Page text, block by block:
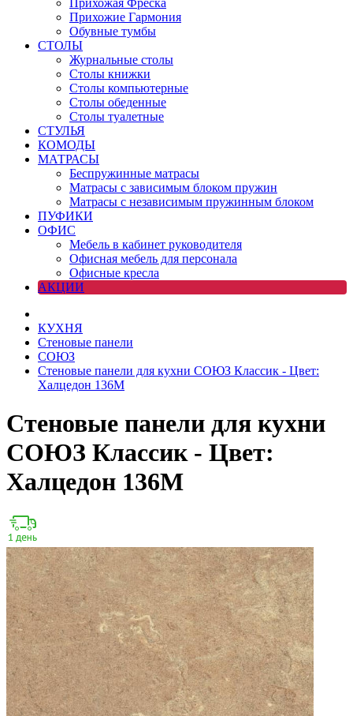
Прихожая Фреска
Прихожие Гармония
Обувные тумбы
СТОЛЫ
Журнальные столы
Столы книжки
Столы компьютерные
Столы обеденные
Столы туалетные
СТУЛЬЯ
КОМОДЫ
МАТРАСЫ
Беспружинные матрасы
Матрасы с зависимым блоком пружин
Матрасы с независимым пружинным блоком
ПУФИКИ
ОФИС
Мебель в кабинет руководителя
Офисная мебель для персонала
Офисные кресла
АКЦИИ
КУХНЯ
Стеновые панели
СОЮЗ
Стеновые панели для кухни СОЮЗ Классик - Цвет:
Халцедон 136М
Стеновые панели для кухни
СОЮЗ Классик - Цвет:
Халцедон 136М